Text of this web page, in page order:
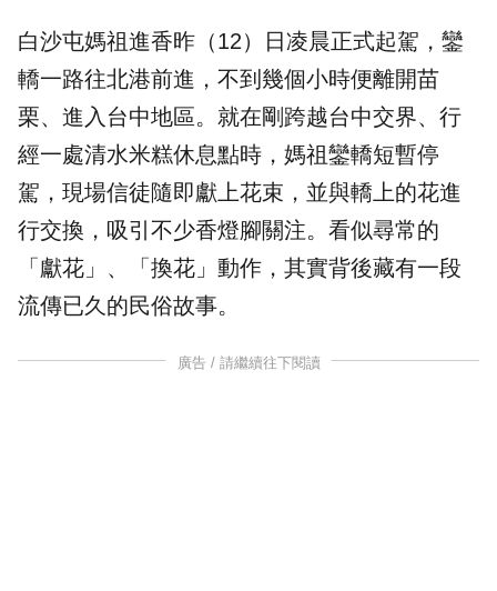
白沙屯媽祖進香昨（12）日凌晨正式起駕，鑾
轎一路往北港前進，不到幾個小時便離開苗
栗、進入台中地區。就在剛跨越台中交界、行
經一處清水米糕休息點時，媽祖鑾轎短暫停
駕，現場信徒隨即獻上花束，並與轎上的花進
行交換，吸引不少香燈腳關注。看似尋常的
「獻花」、「換花」動作，其實背後藏有一段
流傳已久的民俗故事。
廣告 / 請繼續往下閱讀